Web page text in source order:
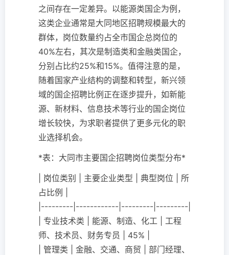
之间存在一定差异。以能源类国企为例，
这类企业通常是大同地区招聘规模最大的
群体，岗位数量约占全市国企总岗位的
40%左右，其次是制造类和金融类国企，
分别占比约25%和15%。值得注意的是，
随着国家产业结构的调整和转型，新兴领
域的国企招聘比例正在逐步提升，如新能
源、新材料、信息技术等行业的国企岗位
增长较快，为求职者提供了更多元化的职
业选择机会。
*表：大同市主要国企招聘岗位类型分布*
| 岗位类别 | 主要企业类型 | 典型岗位 | 所
占比例 |
|---------|------------|---------|---------|
| 专业技术类 | 能源、制造、化工 | 工程
师、技术员、财务专员 | 45% |
| 管理类 | 金融、交通、商贸 | 部门经理、